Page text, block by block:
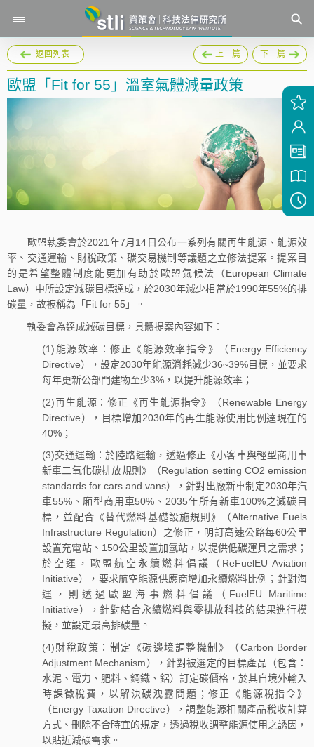
返回列表 上一篇 下一篇
歐盟「Fit for 55」溫室氣體減量政策
歐盟執委會於2021年7月14日公布一系列有關再生能源、能源效
率、交通運輸、財稅政策、碳交易機制等議題之立修法提案。提案目
的是希望整體制度能更加有助於歐盟氣候法（European Climate
Law）中所設定減碳目標達成，於2030年減少相當於1990年55%的排
碳量，故被稱為「Fit for 55」。
執委會為達成減碳目標，具體提案內容如下：
(1)能源效率：修正《能源效率指令》（Energy Efficiency
Directive），設定2030年能源消耗減少36~39%目標，並要求
每年更新公部門建物至少3%，以提升能源效率；
(2)再生能源：修正《再生能源指令》（Renewable Energy
Directive），目標增加2030年的再生能源使用比例達現在的
40%；
(3)交通運輸：於陸路運輸，透過修正《小客車與輕型商用車
新車二氧化碳排放規則》（Regulation setting CO2 emission
standards for cars and vans），針對出廠新車制定2030年汽
車55%、廂型商用車50%、2035年所有新車100%之減碳目
標，並配合《替代燃料基礎設施規則》（Alternative Fuels
Infrastructure Regulation）之修正，明訂高速公路每60公里
設置充電站、150公里設置加氫站，以提供低碳運具之需求；
於空運，歐盟航空永續燃料倡議（ReFuelEU Aviation
Initiative），要求航空能源供應商增加永續燃料比例；針對海
運，則透過歐盟海事燃料倡議（FuelEU Maritime
Initiative），針對結合永續燃料與零排放科技的結果進行模
擬，並設定最高排碳量。
(4)財稅政策：制定《碳邊境調整機制》（Carbon Border
Adjustment Mechanism），針對被選定的目標產品（包含：
水泥、電力、肥料、鋼鐵、鋁）訂定碳價格，於其自境外輸入
時課徵稅費，以解決碳洩露問題；修正《能源稅指令》
（Energy Taxation Directive），調整能源相關產品稅收計算
方式、刪除不合時宜的規定，透過稅收調整能源使用之誘因，
以貼近減碳需求。